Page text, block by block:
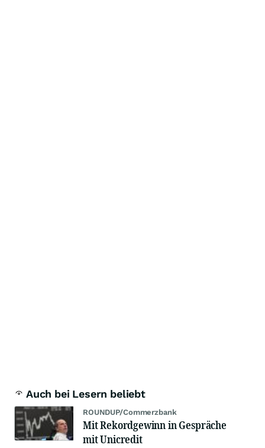
Auch bei Lesern beliebt
ROUNDUP/Commerzbank
Mit Rekordgewinn in Gespräche
mit Unicredit